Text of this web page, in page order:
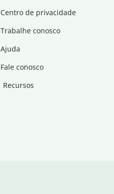
Centro de privacidade
Trabalhe conosco
Ajuda
Fale conosco
Recursos